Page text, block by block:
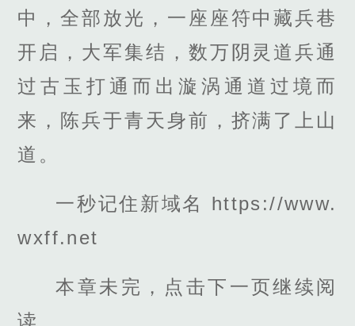
中，全部放光，一座座符中藏兵巷
开启，大军集结，数万阴灵道兵通
过古玉打通而出漩涡通道过境而
来，陈兵于青天身前，挤满了上山
道。
一秒记住新域名 https://www.
wxff.net
本章未完，点击下一页继续阅
读